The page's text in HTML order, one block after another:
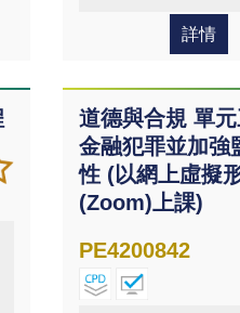
詳情
道德與合規 單
金融犯罪並加強
性 (以網上虛擬
(Zoom)上課)
PE4200842